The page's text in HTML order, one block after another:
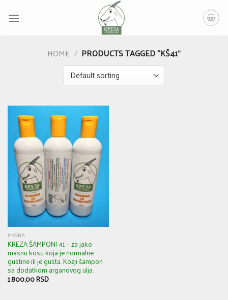
HOME / PRODUCTS TAGGED “KŠ41”
MASNA
KREZA ŠAMPONI 41 – za jako
masnu kosu koja je normalne
gustine ili je gusta. Kozji šampon
sa dodatkom arganovog ulja.
1.800,00RSD